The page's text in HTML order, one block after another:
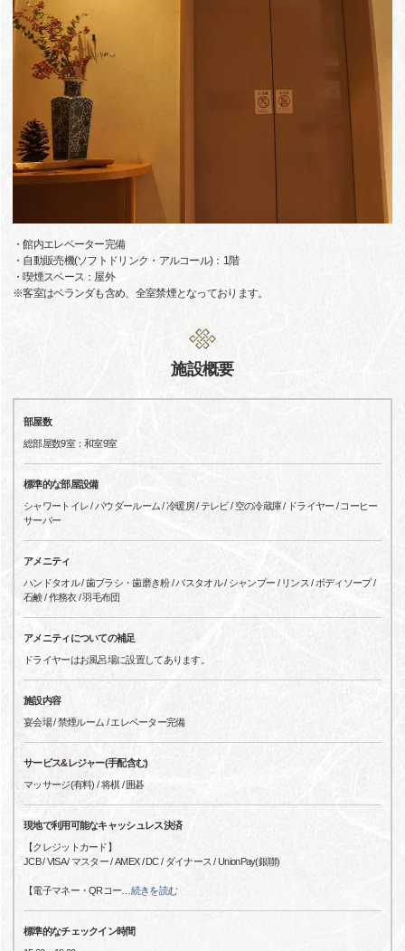
・館内エレベーター完備
・自動販売機(ソフトドリンク・アルコール)：1階
・喫煙スペース：屋外
※客室はベランダも含め、全室禁煙となっております。
施設概要
部屋数
総部屋数9室：和室9室
標準的な部屋設備
シャワートイレ / パウダールーム / 冷暖房 / テレビ / 空の冷蔵庫 / ドライヤー / コーヒー
サーバー
アメニティ
ハンドタオル / 歯ブラシ・歯磨き粉 / バスタオル / シャンプー / リンス / ボディソープ /
石鹸 / 作務衣 / 羽毛布団
アメニティについての補足
ドライヤーはお風呂場に設置してあります。
施設内容
宴会場 / 禁煙ルーム / エレベーター完備
サービス&レジャー(手配含む)
マッサージ(有料) / 将棋 / 囲碁
現地で利用可能なキャッシュレス決済
【クレジットカード】
JCB / VISA / マスター / AMEX / DC / ダイナース / UnionPay(銀聯)
【電子マネー・QRコー 続きを読む
標準的なチェックイン時間